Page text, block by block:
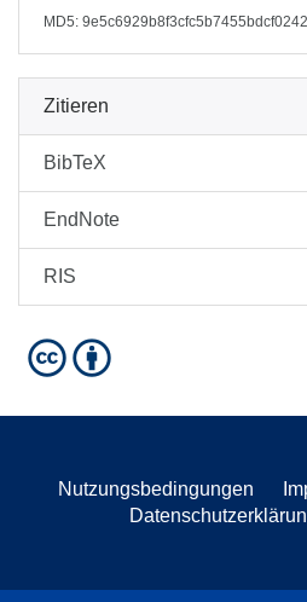
MD5:
Zitieren
BibTeX
EndNote
RIS
Nutzungsbedingungen